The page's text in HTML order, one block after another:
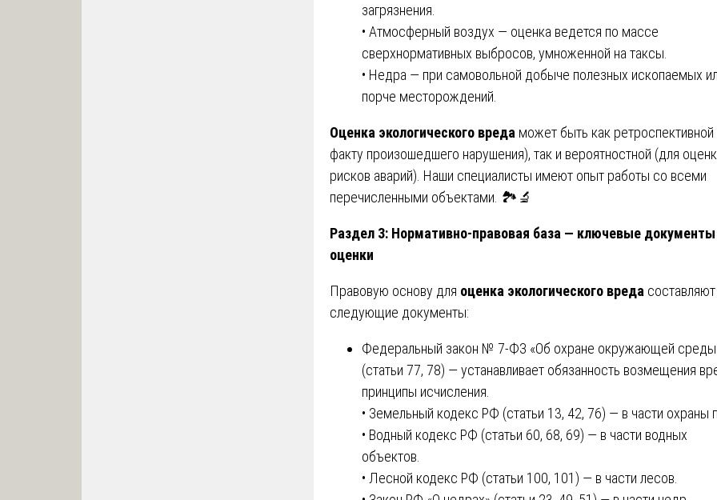
загрязнения.
• Атмосферный воздух — оценка ведется по массе
сверхнормативных выбросов, умноженной на таксы.
• Недра — при самовольной добыче полезных ископаемых
порче месторождений.
Оценка экологического вреда может быть как ретроспективной
факту произошедшего нарушения), так и вероятностной (для
рисков аварий). Наши специалисты имеют опыт работы со всеми
перечисленными объектами. 🏞️🔬
Раздел 3: Нормативно-правовая база — ключевые
оценки
Правовую основу для оценка экологического вреда составляют
следующие документы:
Федеральный закон № 7-ФЗ «Об охране окружающей
(статьи 77, 78) — устанавливает обязанность возмещения
принципы исчисления.
• Земельный кодекс РФ (статьи 13, 42, 76) — в части охраны
• Водный кодекс РФ (статьи 60, 68, 69) — в части водных
объектов.
• Лесной кодекс РФ (статьи 100, 101) — в части лесов.